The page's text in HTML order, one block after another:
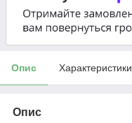
Опис Характеристики
Опис